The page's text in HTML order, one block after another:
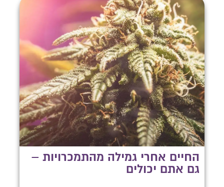
החיים אחרי גמילה מהתמכרויות –
גם אתם יכולים